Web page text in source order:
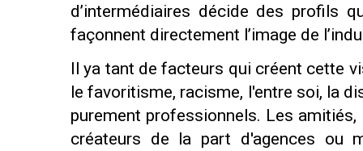
d’intermédiaires décide des profils
façonnent directement l’image de
Il ya tant de facteurs qui créent cette
le favoritisme, racisme, l'entre soi, la
purement professionnels. Les
créateurs de la part d'agences ou